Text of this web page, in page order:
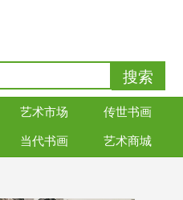
艺术市场 传世书画
当代书画 艺术商城